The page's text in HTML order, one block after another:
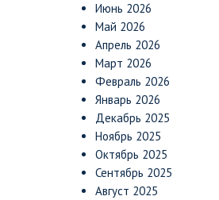
Июнь 2026
Май 2026
Апрель 2026
Март 2026
Февраль 2026
Январь 2026
Декабрь 2025
Ноябрь 2025
Октябрь 2025
Сентябрь 2025
Август 2025